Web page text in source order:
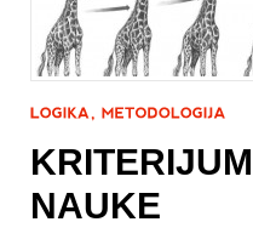
KRITERIJUM
NAUKE